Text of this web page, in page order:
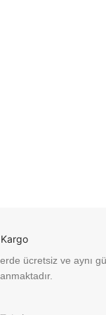
Kargo
ücretsiz ve aynı